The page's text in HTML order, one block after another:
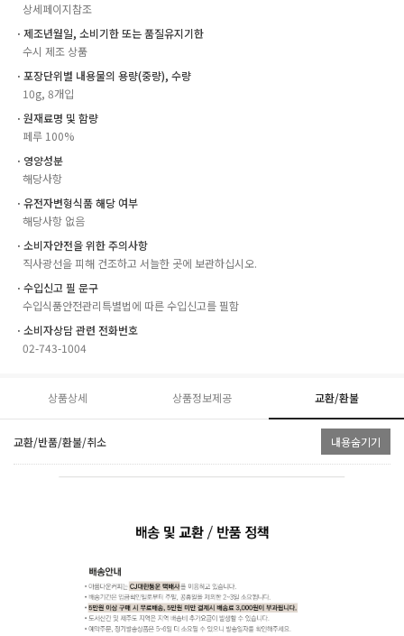
상세페이지참조
ㆍ제조년월일, 소비기한 또는 품질유지기한
수시 제조 상품
ㆍ포장단위별 내용물의 용량(중량), 수량
10g, 8개입
ㆍ원재료명 및 함량
페루 100%
ㆍ영양성분
해당사항
ㆍ유전자변형식품 해당 여부
해당사항 없음
ㆍ소비자안전을 위한 주의사항
직사광선을 피해 건조하고 서늘한 곳에 보관하십시오.
ㆍ수입신고 필 문구
수입식품안전관리특별법에 따른 수입신고를 필함
ㆍ소비자상담 관련 전화번호
02-743-1004
상품상세 상품정보제공 교환/환불
교환/반품/환불/취소 내용숨기기